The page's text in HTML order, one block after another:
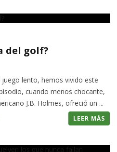
del golf?
lento, hemos vivido este
cuando menos chocante,
J.B. Holmes, ofreció un ...
LEER MÁS